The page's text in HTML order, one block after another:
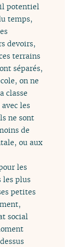
potentiel
temps,
devoirs,
terrains
séparés,
on ne
classe
les
ne sont
de
ou aux
les
les plus
petites
social